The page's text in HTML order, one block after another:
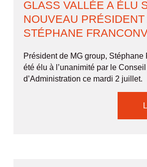
GLASS VALLÉE A ÉLU
NOUVEAU PRÉSIDENT
STÉPHANE
Président de MG group, Stéphane
été élu à l’unanimité par le Conseil
d’Administration ce mardi 2 juillet.